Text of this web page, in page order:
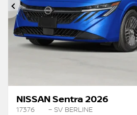
Précédent
NISSAN Sentra 2026
17376 – SV BERLINE